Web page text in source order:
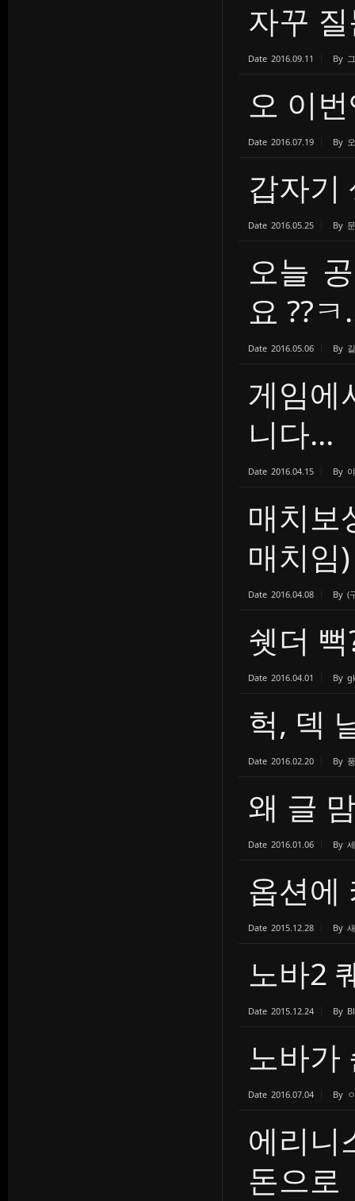
자꾸
Date 2016.09.11 By
오 이
Date 2016.07.19 By
갑자기
Date 2016.05.25 By
오늘
요 ??ㅋ
Date 2016.05.06 By
게임에
니다...
Date 2016.04.15 By
매치보
매치임)
Date 2016.04.08 By (
쉣더 뻑
Date 2016.04.01 By
헉, 덱
Date 2016.02.20 By
왜 글
Date 2016.01.06 By
옵션에
Date 2015.12.28 By
노바2
Date 2015.12.24 By
노바가
Date 2016.07.04 By
에리니
돈으로